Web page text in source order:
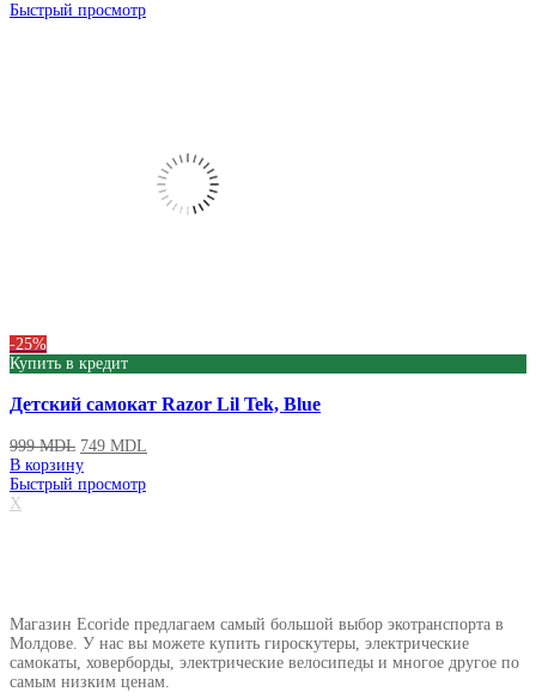
Быстрый просмотр
-25%
Купить в кредит
Детский самокат Razor Lil Tek, Blue
999MDL 749 MDL
В корзину
Быстрый просмотр
X
Магазин Ecoride предлагаем самый большой выбор экотранспорта в
Молдове. У нас вы можете купить гироскутеры, электрические
самокаты, ховерборды, электрические велосипеды и многое другое по
самым низким ценам.